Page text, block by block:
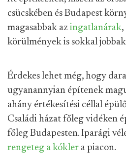
csücskében és Budapest
magasabbak az ingatlanárak,
körülmények is sokkal
Érdekes lehet még, hogy
ugyanannyian építenek
ahány értékesítési céllal
Családi házat főleg vidéken
főleg Budapesten. Iparági
rengeteg a kókler a piacon.